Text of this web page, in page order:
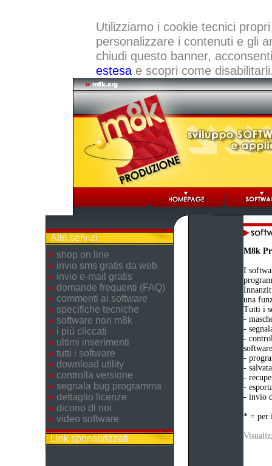
Utilizziamo i cookie tecnici
personalizzare i contenuti e gli
chiudi questo banner,
estesae scopri come
Altri servizi
shop on line
invio sms gratis da web
invio e-mail gratis
domande frequenti (FAQ)
commenti ai software
specifiche tecniche
software non m8k
i più cliccati
ultimi inserimenti
tutti i software
download utility
controlla versione
segnala bug programma
dettaglio licenze
dicono di noi
video software
Link sponsorizzati
M8k
I
una
Tutti i
-
-
-
-
-
-
-
- invio
* = per